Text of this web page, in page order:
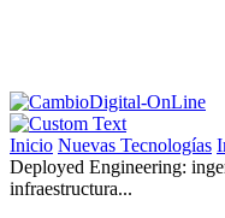
Inicio Nuevas Tecnologías
Deployed Engineering:
infraestructura...